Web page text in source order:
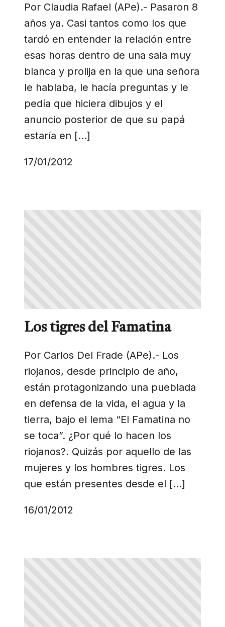
Por Claudia Rafael (APe).- Pasaron 8
años ya. Casi tantos como los que
tardó en entender la relación entre
esas horas dentro de una sala muy
blanca y prolija en la que una señora
le hablaba, le hacía preguntas y le
pedía que hiciera dibujos y el
anuncio posterior de que su papá
estaría en […]
17/01/2012
Los tigres del Famatina
Por Carlos Del Frade (APe).- Los
riojanos, desde principio de año,
están protagonizando una pueblada
en defensa de la vida, el agua y la
tierra, bajo el lema “El Famatina no
se toca”. ¿Por qué lo hacen los
riojanos?. Quizás por aquello de las
mujeres y los hombres tigres. Los
que están presentes desde el […]
16/01/2012